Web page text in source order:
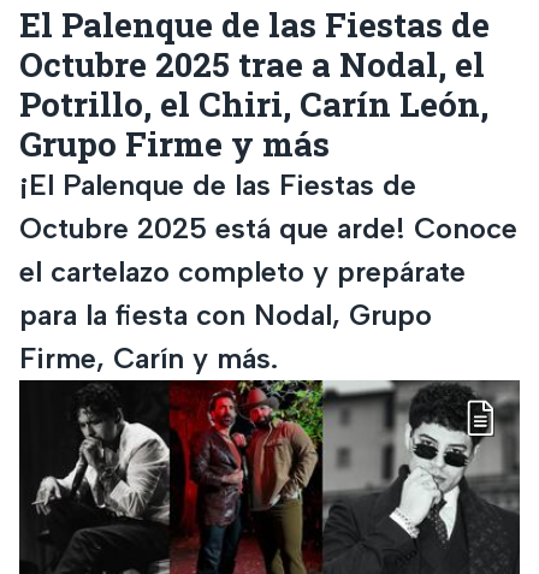
El Palenque de las Fiestas de
Octubre 2025 trae a Nodal, el
Potrillo, el Chiri, Carín León,
Grupo Firme y más
¡El Palenque de las Fiestas de
Octubre 2025 está que arde! Conoce
el cartelazo completo y prepárate
para la fiesta con Nodal, Grupo
Firme, Carín y más.